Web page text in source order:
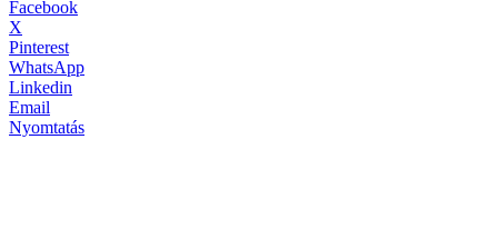
Facebook
X
Pinterest
WhatsApp
Linkedin
Email
Nyomtatás